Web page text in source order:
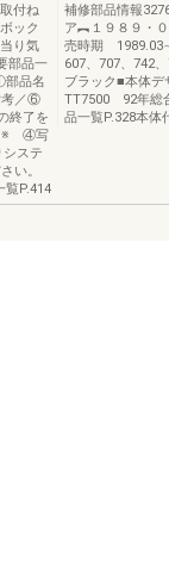
付ね
ック
り気
部品一
品名
考／⑥
終了を
※ ④写
ステ
い。
覧P.414
補修部品情報
ア︻１９８９・
売時期
607、707、742
ブラック■本体デ
TT7500 92年総
品一覧P.328本体